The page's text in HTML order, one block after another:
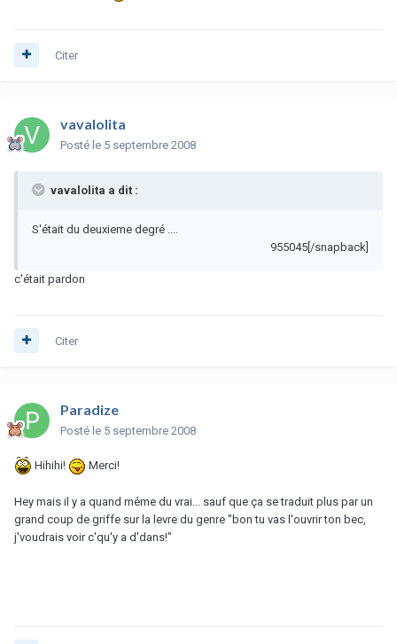
Citer
vavalolita
Posté le 5 septembre 2008
vavalolita a dit :
S'était du deuxieme degré ....
955045[/snapback]
c'était pardon
Citer
Paradize
Posté le 5 septembre 2008
Hihihi! Merci!
Hey mais il y a quand même du vrai... sauf que ça se traduit plus par un
grand coup de griffe sur la levre du genre "bon tu vas l'ouvrir ton bec,
j'voudrais voir c'qu'y a d'dans!"